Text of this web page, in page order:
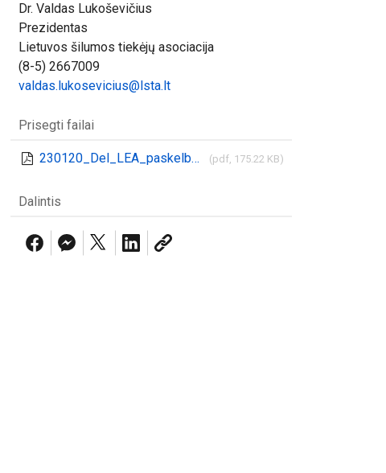
Dr. Valdas Lukoševičius
Prezidentas
Lietuvos šilumos tiekėjų asociacija
(8-5) 2667009
valdas.lukosevicius@lsta.lt
Prisegti failai
230120_Del_LEA_paskelbtos_klaidinancios_informacijos (pdf, 175.22 KB)
Dalintis